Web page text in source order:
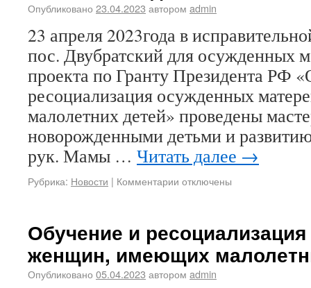
Опубликовано 23.04.2023 автором admin
23 апреля 2023года в
пос. Двубратский для осужденных
проекта по Гранту Президента РФ
ресоциализация осужденных
малолетних детей» проведены
новорожденными детьми и
рук. Мамы … Читать далее →
Рубрика: Новости | Комментарии отключены
Обучение и
женщин, имеющих
Опубликовано 05.04.2023 автором admin